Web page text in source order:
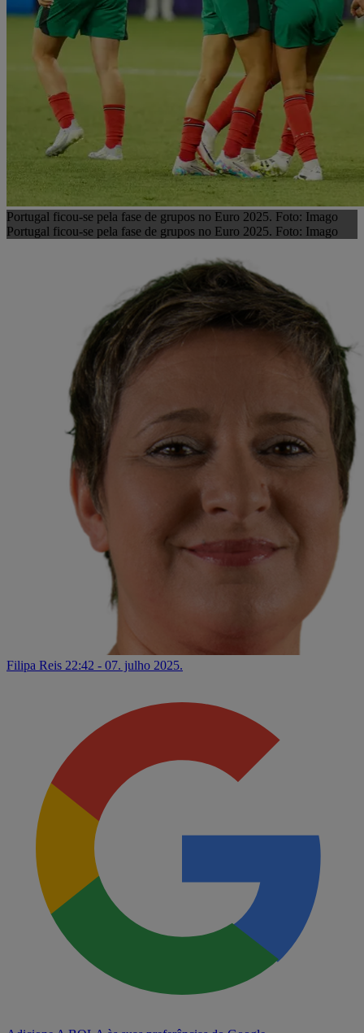
Portugal ficou-se pela fase de grupos no Euro 2025. Foto: Imago
Portugal ficou-se pela fase de grupos no Euro 2025. Foto: Imago
Filipa Reis 22:42 - 07. julho 2025.